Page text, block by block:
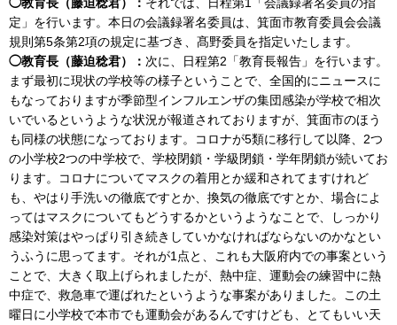
定」を行います。本日の会議録署名委員は、箕面市教育委員会会議
規則第5条第2項の規定に基づき、髙野委員を指定いたします。
◯教育長（藤迫稔君）： 次に、日程第2「教育長報告」を行います。
まず最初に現状の学校等の様子ということで、全国的にニュースに
もなっておりますが季節型インフルエンザの集団感染が学校で相次
いでいるというような状況が報道されておりますが、箕面市のほう
も同様の状態になっております。コロナが5類に移行して以降、2つ
の小学校2つの中学校で、学校閉鎖・学級閉鎖・学年閉鎖が続いてお
ります。コロナについてマスクの着用とか緩和されてますけれど
も、やはり手洗いの徹底ですとか、換気の徹底ですとか、場合によ
ってはマスクについてもどうするかというようなことで、しっかり
感染対策はやっぱり引き続きしていかなければならないのかなとい
うふうに思ってます。それが1点と、これも大阪府内での事案という
ことで、大きく取上げられましたが、熱中症、運動会の練習中に熱
中症で、救急車で運ばれたというような事案がありました。この土
曜日に小学校で本市でも運動会があるんですけども、とてもいい天